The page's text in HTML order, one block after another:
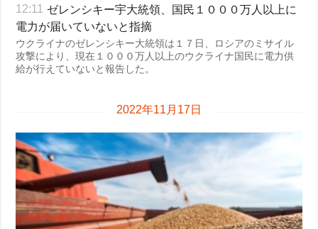
12:11
ゼレンシキー宇大統領、国民１０００万人以上に
電力が届いていないと指摘
ウクライナのゼレンシキー大統領は１７日、ロシアのミサイル
攻撃により、現在１０００万人以上のウクライナ国民に電力供
給が行えていないと報告した。
2022年11月17日